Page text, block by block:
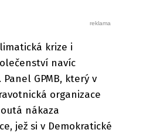
krize i
navíc
GPMB, který v
organizace
nákaza
jež si v Demokratické